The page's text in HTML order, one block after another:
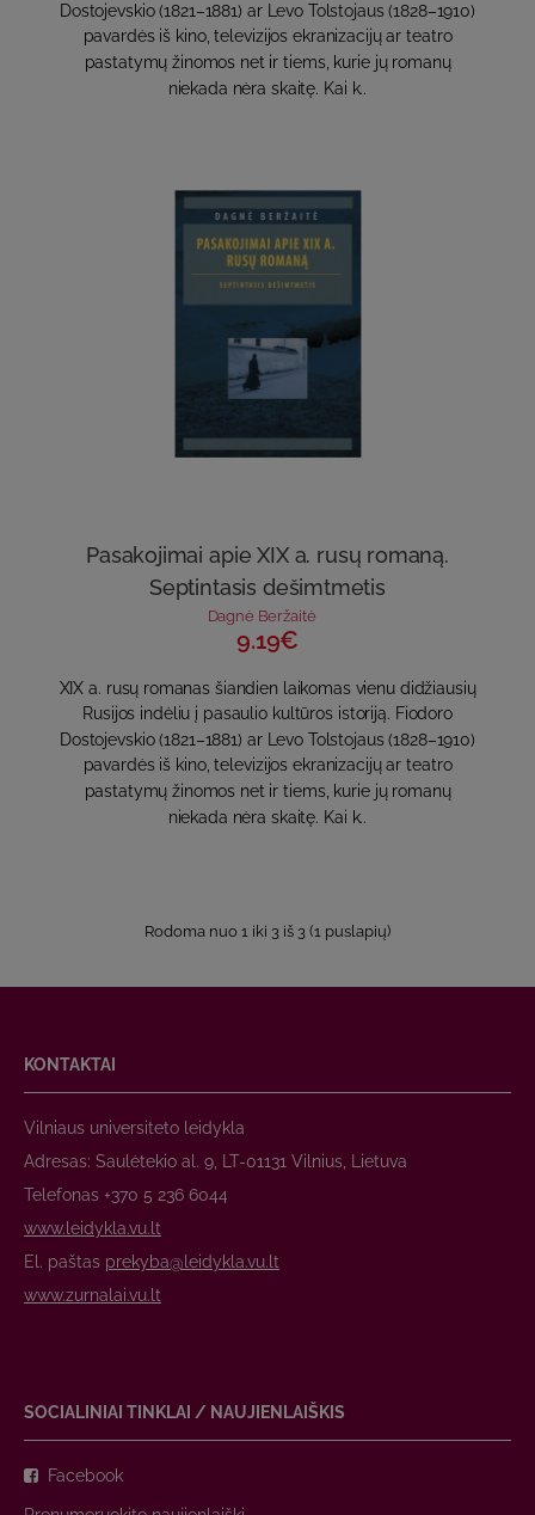
Dostojevskio (1821–1881) ar Levo Tolstojaus (1828–1910)
pavardės iš kino, televizijos ekranizacijų ar teatro
pastatymų žinomos net ir tiems, kurie jų romanų
niekada nėra skaitę. Kai k..
Pasakojimai apie XIX a. rusų romaną.
Septintasis dešimtmetis
Dagnė Beržaitė
9.19€
XIX a. rusų romanas šiandien laikomas vienu didžiausių
Rusijos indėliu į pasaulio kultūros istoriją. Fiodoro
Dostojevskio (1821–1881) ar Levo Tolstojaus (1828–1910)
pavardės iš kino, televizijos ekranizacijų ar teatro
pastatymų žinomos net ir tiems, kurie jų romanų
niekada nėra skaitę. Kai k..
Rodoma nuo 1 iki 3 iš 3 (1 puslapių)
KONTAKTAI
Vilniaus universiteto leidykla
Adresas: Saulėtekio al. 9, LT-01131 Vilnius, Lietuva
Telefonas +370 5 236 6044
www.leidykla.vu.lt
El. paštas prekyba@leidykla.vu.lt
www.zurnalai.vu.lt
SOCIALINIAI TINKLAI / NAUJIENLAIŠKIS
Facebook